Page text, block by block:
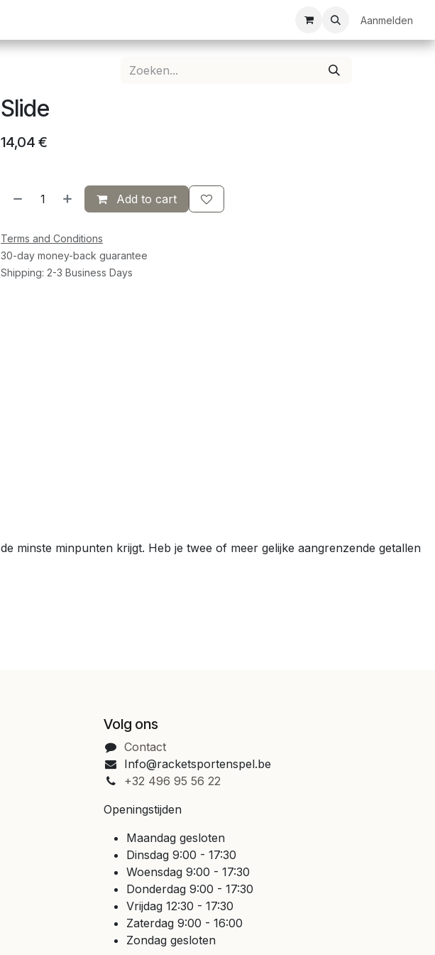
Bedrukkingen Clubkledij
Aanmelden
Slide
14,04 €
Add to cart
Terms and Conditions
30-day money-back guarantee
Shipping: 2-3 Business Days
minste minpunten krijgt. Heb je twee of meer gelijke aangrenzende getallen
Volg ons
Contact
Info@racketsportenspel.be
+32 496 95 56 22
Openingstijden
Maandag gesloten
Dinsdag 9:00 - 17:30
Woensdag 9:00 - 17:30
Donderdag 9:00 - 17:30
Vrijdag 12:30 - 17:30
Zaterdag 9:00 - 16:00
Zondag gesloten